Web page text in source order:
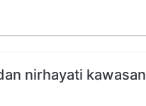
nirhayati kawasan